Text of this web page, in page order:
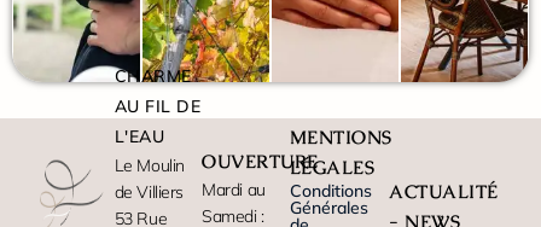
CHARME
AU FIL DE
L'EAU
Le Moulin
de Villiers
53 Rue
OUVERTURE
Mardi au
Samedi :
MENTIONS
LÉGALES
Conditions
Générales
ACTUALITÉ
- NEWS